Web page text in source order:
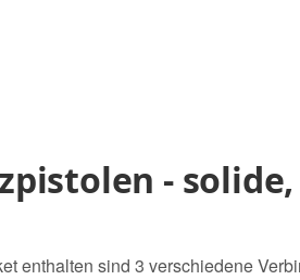
-
enthalten sind 3 verschiedene